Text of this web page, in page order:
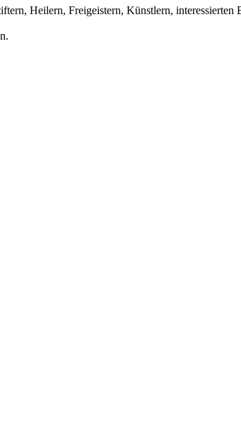
Heilern, Freigeistern, Künstlern, interessierten